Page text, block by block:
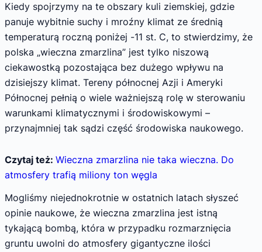
Kiedy spojrzymy na te obszary kuli ziemskiej, gdzie
panuje wybitnie suchy i mroźny klimat ze średnią
temperaturą roczną poniżej -11 st. C, to stwierdzimy, że
polska „wieczna zmarzlina” jest tylko niszową
ciekawostką pozostająca bez dużego wpływu na
dzisiejszy klimat. Tereny północnej Azji i Ameryki
Północnej pełnią o wiele ważniejszą rolę w sterowaniu
warunkami klimatycznymi i środowiskowymi –
przynajmniej tak sądzi część środowiska naukowego.
Czytaj też: Wieczna zmarzlina nie taka wieczna. Do
atmosfery trafią miliony ton węgla
Mogliśmy niejednokrotnie w ostatnich latach słyszeć
opinie naukowe, że wieczna zmarzlina jest istną
tykającą bombą, która w przypadku rozmarznięcia
gruntu uwolni do atmosfery gigantyczne ilości